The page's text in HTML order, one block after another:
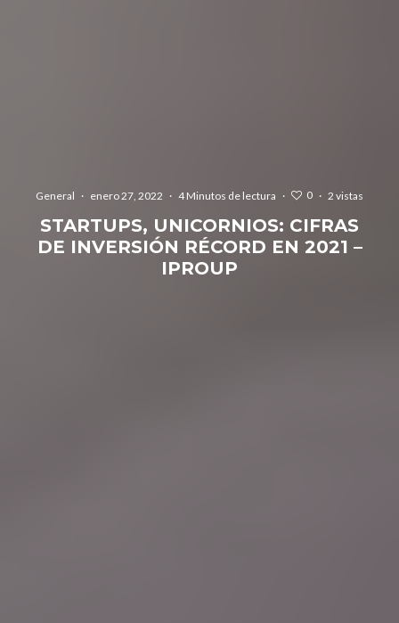
General · enero 27, 2022 · 4 Minutos de lectura · 0 · 2 vistas
STARTUPS, UNICORNIOS: CIFRAS
DE INVERSIÓN RÉCORD EN 2021 –
IPROUP